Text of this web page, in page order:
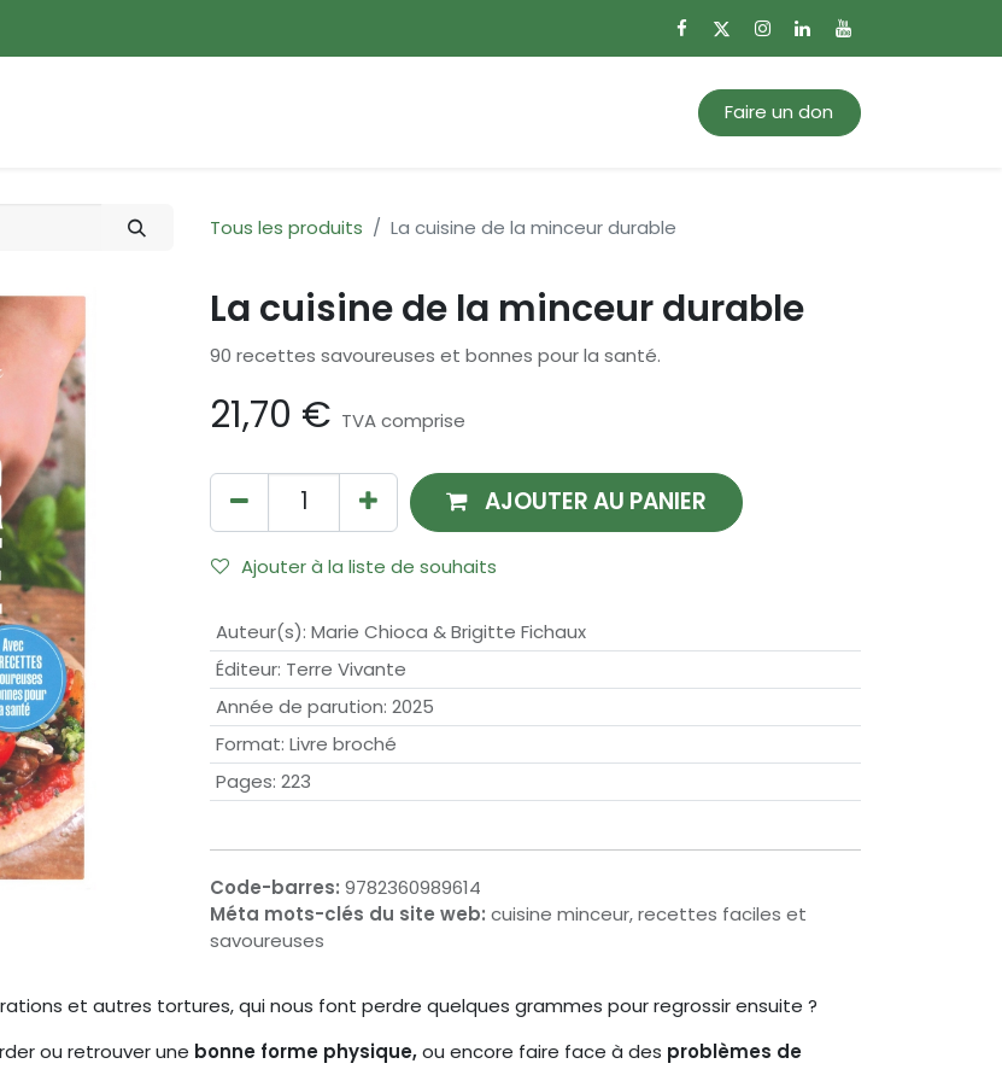
Faire un don
Tous les produits La cuisine de la minceur durable
La cuisine de la minceur durable
90 recettes savoureuses et bonnes pour la santé.
21,70 € TVA comprise
AJOUTER AU PANIER
Ajouter à la liste de souhaits
Auteur(s): Marie Chioca & Brigitte Fichaux
Éditeur: Terre Vivante
Année de parution: 2025
Format: Livre broché
Pages: 223
Code-barres: 9782360989614
Méta mots-clés du site web: cuisine minceur, recettes faciles et
savoureuses
et autres tortures, qui nous font perdre quelques grammes pour regrossir ensuite ?
ou retrouver une bonne forme physique,ou encore faire face à des problèmes de